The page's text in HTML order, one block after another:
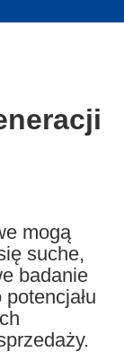
mogą
suche,
badanie